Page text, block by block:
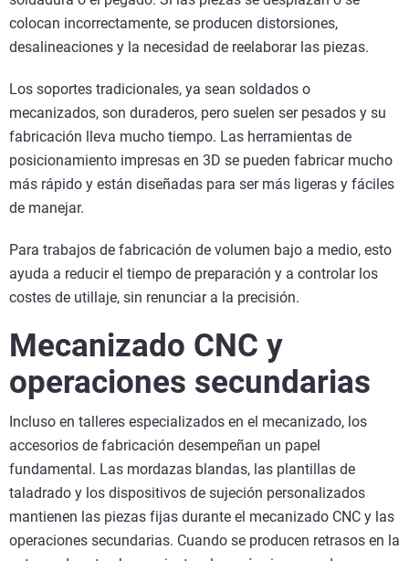
colocan incorrectamente, se producen distorsiones,
desalineaciones y la necesidad de reelaborar las piezas.
Los soportes tradicionales, ya sean soldados o
mecanizados, son duraderos, pero suelen ser pesados y su
fabricación lleva mucho tiempo. Las herramientas de
posicionamiento impresas en 3D se pueden fabricar mucho
más rápido y están diseñadas para ser más ligeras y fáciles
de manejar.
Para trabajos de fabricación de volumen bajo a medio, esto
ayuda a reducir el tiempo de preparación y a controlar los
costes de utillaje, sin renunciar a la precisión.
Mecanizado CNC y
operaciones secundarias
Incluso en talleres especializados en el mecanizado, los
accesorios de fabricación desempeñan un papel
fundamental. Las mordazas blandas, las plantillas de
taladrado y los dispositivos de sujeción personalizados
mantienen las piezas fijas durante el mecanizado CNC y las
operaciones secundarias. Cuando se producen retrasos en la